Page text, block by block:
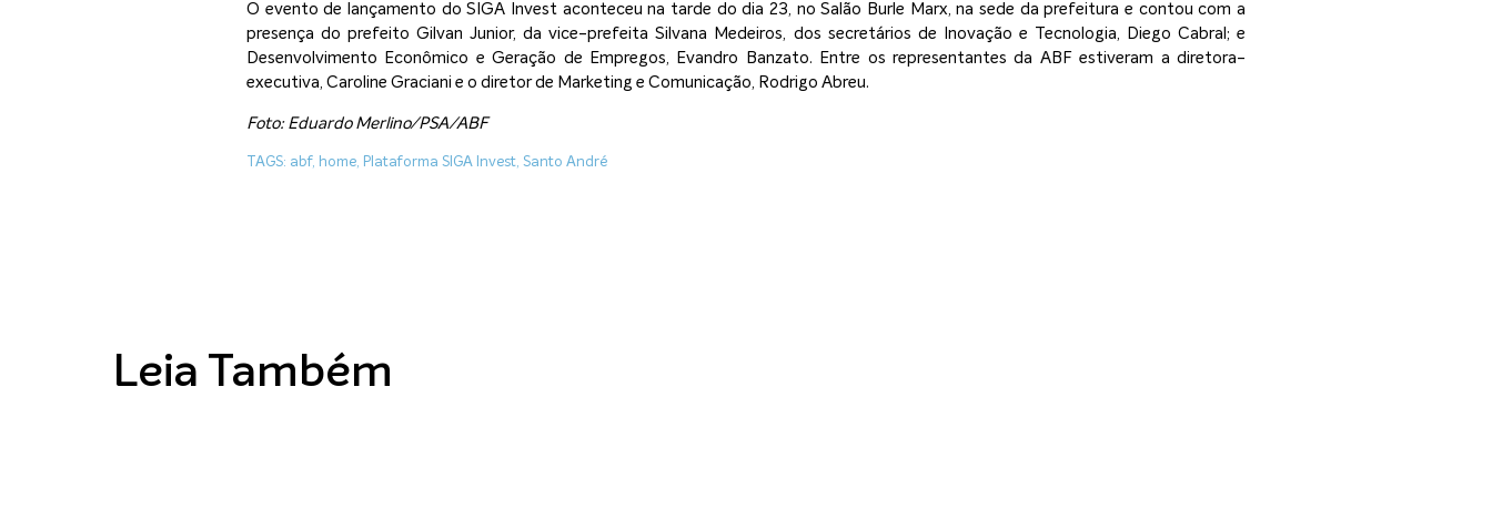
O evento de lançamento do SIGA Invest aconteceu na tarde do dia 23, no Salão Burle Marx, na sede da prefeitura e contou com a
presença do prefeito Gilvan Junior, da vice-prefeita Silvana Medeiros, dos secretários de Inovação e Tecnologia, Diego Cabral; e
Desenvolvimento Econômico e Geração de Empregos, Evandro Banzato. Entre os representantes da ABF estiveram a diretora-
executiva, Caroline Graciani e o diretor de Marketing e Comunicação, Rodrigo Abreu.
Foto: Eduardo Merlino/PSA/ABF
TAGS: abf, home, Plataforma SIGA Invest, Santo André
Leia Também